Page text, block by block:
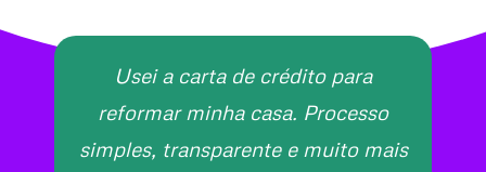
Usei a carta de crédito para
reformar minha casa. Processo
simples, transparente e muito mais